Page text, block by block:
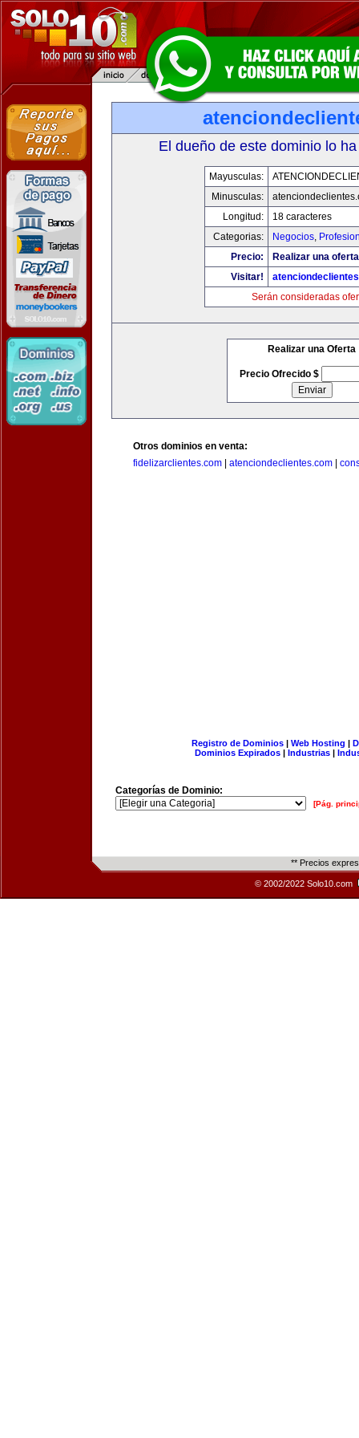
El dueño de este dominio lo
Mayusculas:
Minusculas:
Longitud:
18 caracteres
Categorias:
Negocios,
Precio:
Realizar una
Visitar!
Serán consideradas
Realizar una Oferta
Precio Ofrecido $
Otros dominios en venta:
fidelizarclientes.com
atenciondeclientes.com
Registro de Dominios| Web Hosting |
Dominios Expirados | Industrias |
Categorías de Dominio:
[Pág.
** Precios
© 2002/2022 Solo10.com